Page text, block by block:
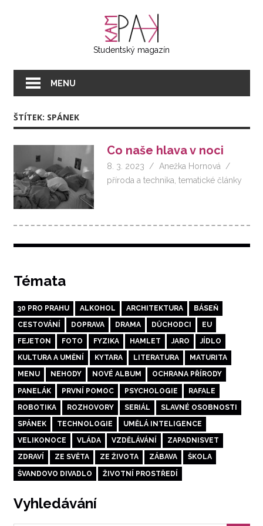
Studentský magazín
MENU
ŠTÍTEK: SPÁNEK
Co naše hlava v noci
8. 3. 2023
Anežka Hornová
příroda a technika ,tematické články
Témata
30 PRO PRAHU ALKOHOL ARCHITEKTURA BÁSEŇ
CESTOVÁNÍ DOPRAVA DRAMA DŮCHODCI EU
FEJETON FOTO FYZIKA HAMLET JARO JÍDLO
KULTURA A UMĚNÍ KYTARA LITERATURA MATURITA
MENU NEHODY NOVÉ ALBUM OCHRANA PŘÍRODY
PANELÁK PRVNÍ POMOC PSYCHOLOGIE RAFALE
ROBOTIKA ROZHOVORY SERIÁL SLAVNÉ OSOBNOSTI
SPÁNEK TECHNOLOGIE UMĚLÁ INTELIGENCE
VELIKONOCE VLÁDA VZDĚLÁVÁNÍ ZAPADNISVET
ZDRAVÍ ZE SVĚTA ZE ŽIVOTA ZÁBAVA ŠKOLA
ŠVANDOVO DIVADLO ŽIVOTNÍ PROSTŘEDÍ
Vyhledávání